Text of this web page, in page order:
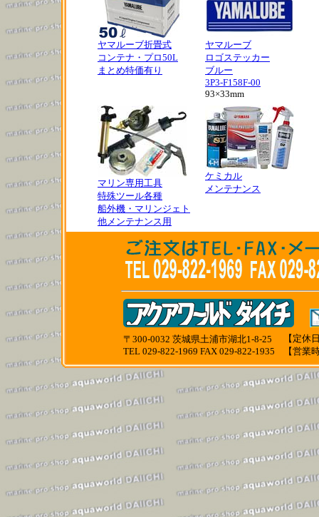
ヤマルーブ折畳式
コンテナ・プロ50L
まとめ特価有り
ヤマルーブ
ロゴステッカー
ブルー
3P3-F158F-00
93×33mm
マリン専用工具
特殊ツール各種
船外機・マリンジェト
他メンテナンス用
ケミカル
メンテナンス
〒300-0032 茨城県土浦市湖北1-8-25
TEL 029-822-1969 FAX 029-822-1935
【定休
【営業